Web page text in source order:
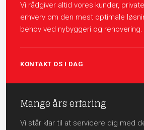
Vi rådgiver altid vores kunder,
erhverv om den mest optimale
behov ved nybyggeri og renovering.
KONTAKT OS I DAG
Mange års erfaring
Vi står klar til at servicere dig med